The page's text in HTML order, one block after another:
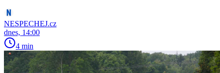
NESPECHEJ.cz
dnes, 14:00
4 min